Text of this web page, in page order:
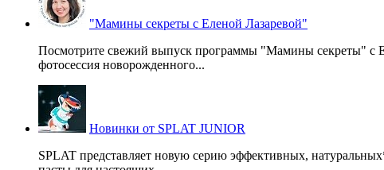
"Мамины секреты с Еленой Лазаревой"
Посмотрите свежий выпуск программы "Мамины секреты" с
фотосессия новорожденного...
Новинки от SPLAT JUNIOR
SPLAT представляет новую серию эффективных,